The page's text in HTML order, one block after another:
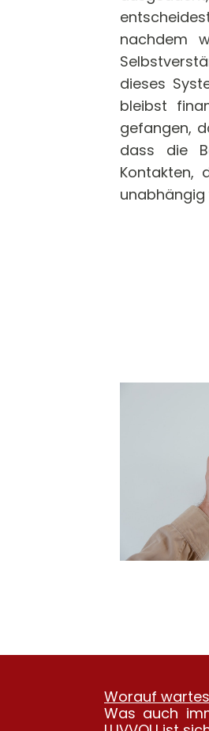
nachdem
dieses
bleibst
gefangen,
dass die
Kontakten,
Worauf
Was auch